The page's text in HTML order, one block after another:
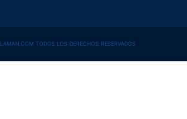
TODOS LOS DERECHOS RESERVADOS